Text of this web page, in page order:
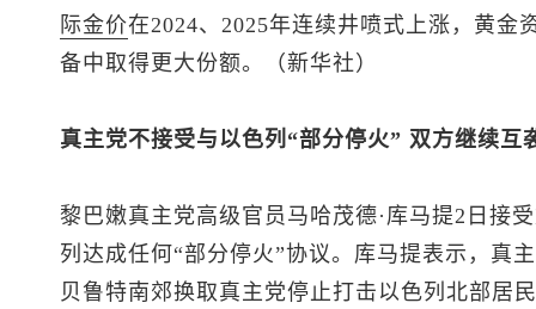
际金价在2024、2025年连续井喷式上涨，黄金
备中取得更大份额。（新华社）
真主党不接受与以色列“部分停火” 双方继续互
黎巴嫩真主党高级官员马哈茂德·库马提2日接
列达成任何“部分停火”协议。库马提表示，真
贝鲁特南郊换取真主党停止打击以色列北部居